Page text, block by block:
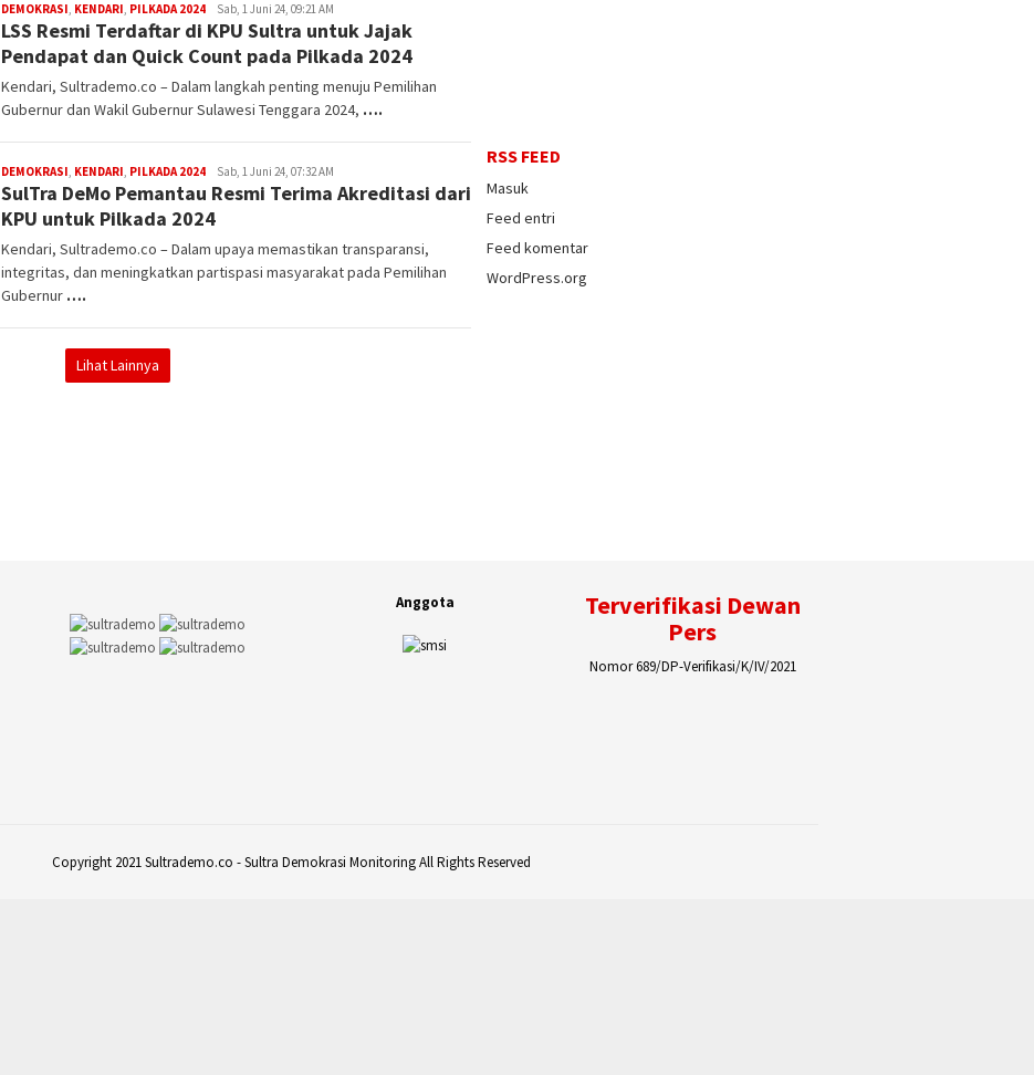
DEMOKRASI, KENDARI, PILKADA 2024 admin
sultrademo
Sab, 1 Juni 24, 09:21 AM
LSS Resmi Terdaftar di KPU Sultra untuk Jajak
Pendapat dan Quick Count pada Pilkada 2024
Kendari, Sultrademo.co – Dalam langkah penting menuju Pemilihan
Gubernur dan Wakil Gubernur Sulawesi Tenggara 2024, ….
DEMOKRASI, KENDARI, PILKADA 2024 admin
sultrademo
Sab, 1 Juni 24, 07:32 AM
SulTra DeMo Pemantau Resmi Terima Akreditasi dari
KPU untuk Pilkada 2024
Kendari, Sultrademo.co – Dalam upaya memastikan transparansi,
integritas, dan meningkatkan partispasi masyarakat pada Pemilihan
Gubernur ….
Lihat Lainnya
RSS FEED
Masuk
Feed entri
Feed komentar
WordPress.org
Anggota
Terverifikasi Dewan
Pers
Nomor 689/DP-Verifikasi/K/IV/2021
Copyright 2021 Sultrademo.co - Sultra Demokrasi Monitoring All Rights Reserved